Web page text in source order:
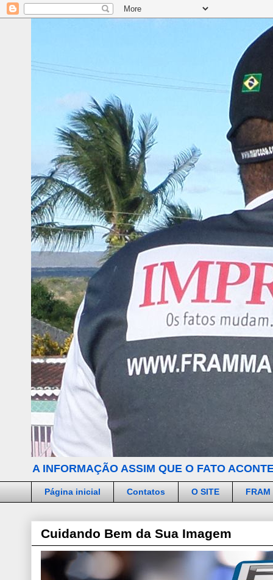
A INFORMAÇÃO ASSIM QUE O FATO
Página inicial Contatos O SITE FRAM
Cuidando Bem da Sua Imagem